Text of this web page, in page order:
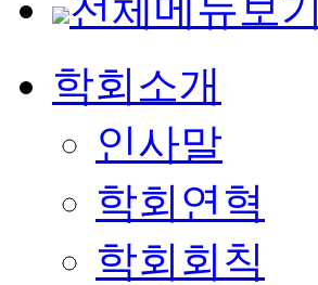
학회소개
인사말
학회연혁
학회회칙